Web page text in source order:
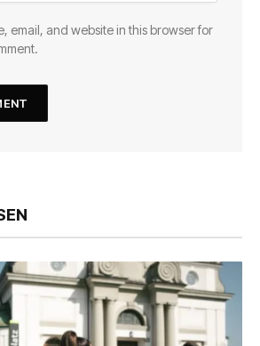
email, and website in this browser for